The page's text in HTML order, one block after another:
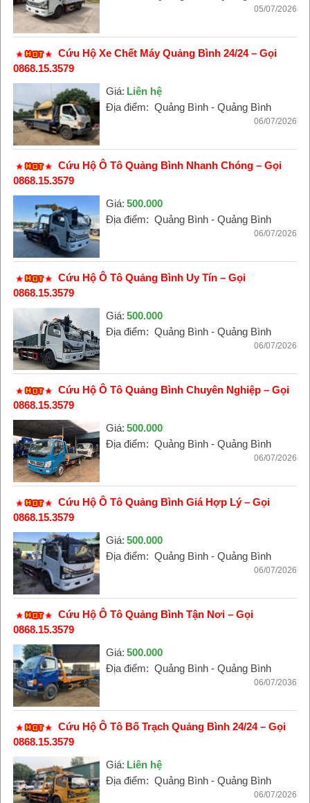
05/07/2026
Cứu Hộ Xe Chết Máy Quảng Bình 24/24 – Gọi
0868.15.3579
Giá: Liên hệ
Địa điểm: Quảng Bình - Quảng Bình
06/07/2026
Cứu Hộ Ô Tô Quảng Bình Nhanh Chóng – Gọi
0868.15.3579
Giá: 500.000
Địa điểm: Quảng Bình - Quảng Bình
06/07/2026
Cứu Hộ Ô Tô Quảng Bình Uy Tín – Gọi
0868.15.3579
Giá: 500.000
Địa điểm: Quảng Bình - Quảng Bình
06/07/2026
Cứu Hộ Ô Tô Quảng Bình Chuyên Nghiệp – Gọi
0868.15.3579
Giá: 500.000
Địa điểm: Quảng Bình - Quảng Bình
06/07/2026
Cứu Hộ Ô Tô Quảng Bình Giá Hợp Lý – Gọi
0868.15.3579
Giá: 500.000
Địa điểm: Quảng Bình - Quảng Bình
06/07/2026
Cứu Hộ Ô Tô Quảng Bình Tận Nơi – Gọi
0868.15.3579
Giá: 500.000
Địa điểm: Quảng Bình - Quảng Bình
06/07/2036
Cứu Hộ Ô Tô Bố Trạch Quảng Bình 24/24 – Gọi
0868.15.3579
Giá: Liên hệ
Địa điểm: Quảng Bình - Quảng Bình
06/07/2026